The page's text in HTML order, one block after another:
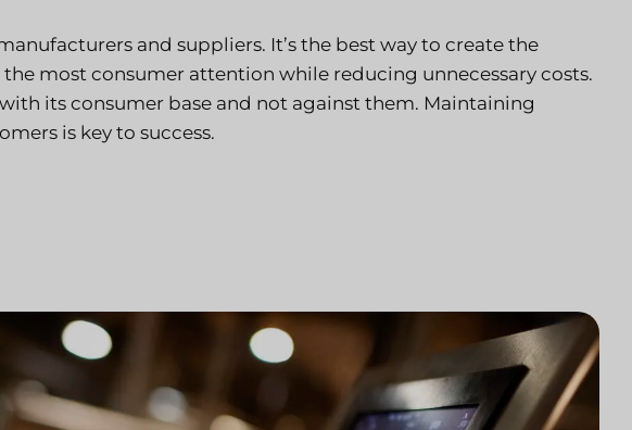
and suppliers. It’s the best way to create the
most consumer attention while reducing unnecessary costs.
its consumer base and not against them. Maintaining
is key to success.